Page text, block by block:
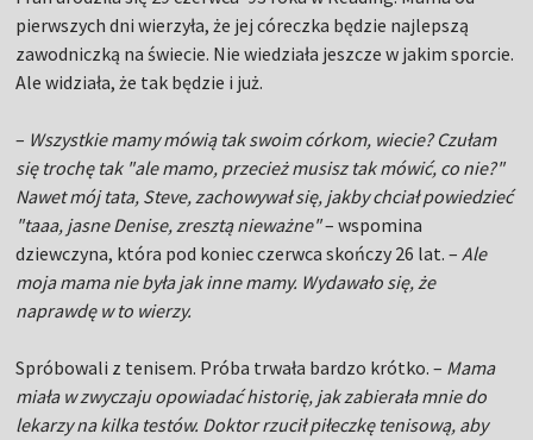
pierwszych dni wierzyła, że jej córeczka będzie najlepszą
zawodniczką na świecie. Nie wiedziała jeszcze w jakim sporcie.
Ale widziała, że tak będzie i już.
– Wszystkie mamy mówią tak swoim córkom, wiecie? Czułam
się trochę tak "ale mamo, przecież musisz tak mówić, co nie?"
Nawet mój tata, Steve, zachowywał się, jakby chciał powiedzieć
"taaa, jasne Denise, zresztą nieważne"– wspomina
dziewczyna, która pod koniec czerwca skończy 26 lat. –Ale
moja mama nie była jak inne mamy. Wydawało się, że
naprawdę w to wierzy.
Spróbowali z tenisem. Próba trwała bardzo krótko. – Mama
miała w zwyczaju opowiadać historię, jak zabierała mnie do
lekarzy na kilka testów. Doktor rzucił piłeczkę tenisową, aby